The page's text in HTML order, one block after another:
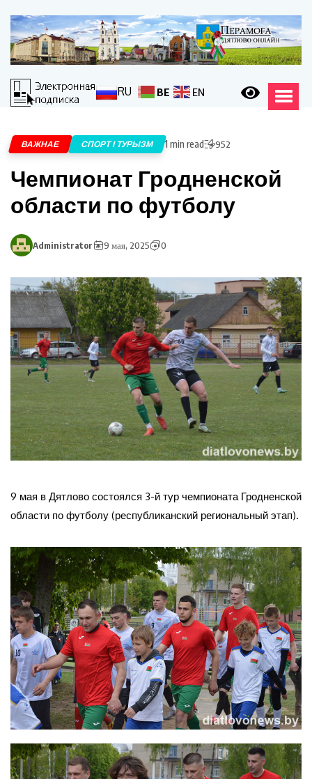
RU BE EN
ВАЖНАЕ СПОРТ І ТУРЫЗМ 1 min read 952
Чемпионат Гродненской
области по футболу
Administrator 9 мая, 2025 0
9 мая в Дятлово состоялся 3-й тур чемпионата Гродненской
области по футболу (республиканский региональный этап).